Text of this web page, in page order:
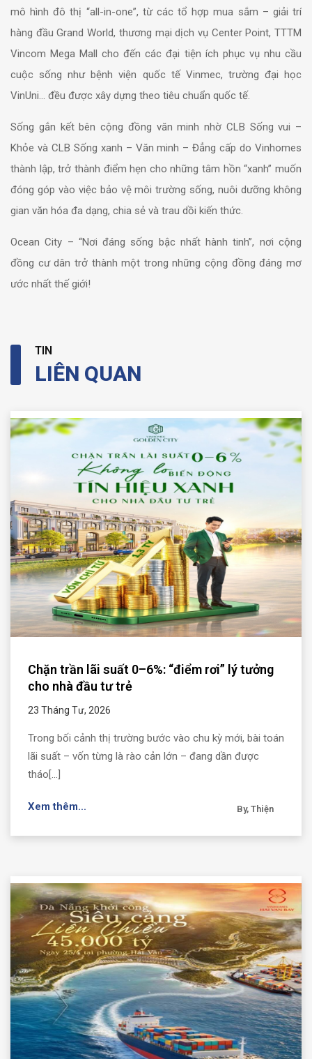
mô hình đô thị “all-in-one”, từ các tổ hợp mua sắm – giải trí
hàng đầu Grand World, thương mại dịch vụ Center Point, TTTM
Vincom Mega Mall cho đến các đại tiện ích phục vụ nhu cầu
cuộc sống như bệnh viện quốc tế Vinmec, trường đại học
VinUni… đều được xây dựng theo tiêu chuẩn quốc tế.
Sống gắn kết bên cộng đồng văn minh nhờ CLB Sống vui –
Khỏe và CLB Sống xanh – Văn minh – Đẳng cấp do Vinhomes
thành lập, trở thành điểm hẹn cho những tâm hồn “xanh” muốn
đóng góp vào việc bảo vệ môi trường sống, nuôi dưỡng không
gian văn hóa đa dạng, chia sẻ và trau dồi kiến thức.
Ocean City – “Nơi đáng sống bậc nhất hành tinh”, nơi cộng
đồng cư dân trở thành một trong những cộng đồng đáng mơ
ước nhất thế giới!
TIN
LIÊN QUAN
Chặn trần lãi suất 0–6%: “điểm rơi” lý tưởng
cho nhà đầu tư trẻ
23 Tháng Tư, 2026
Trong bối cảnh thị trường bước vào chu kỳ mới, bài toán
lãi suất – vốn từng là rào cản lớn – đang dần được
tháo[...]
Xem thêm... By, Thiện